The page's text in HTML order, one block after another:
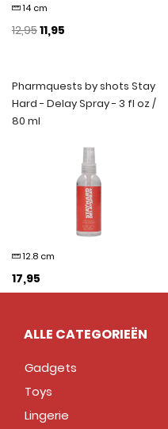
14 cm
12,9511,95
Pharmquests by shots Stay
Hard - Delay Spray - 3 fl oz /
80 ml
12.8 cm
17,95
ALLE CATEGORIEËN
Gadgets
Toys
Lingerie